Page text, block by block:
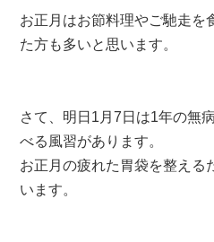
お正月はお節料理やご馳走を
た方も多いと思います。
さて、明日1月7日は1年の無
べる風習があります。
お正月の疲れた胃袋を整える
います。